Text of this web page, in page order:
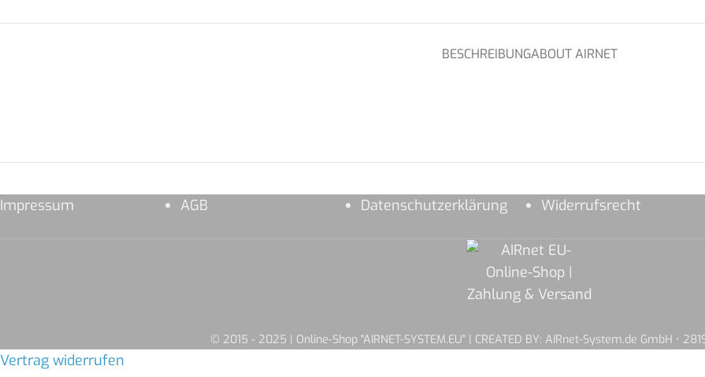
BESCHREIBUNGABOUT AIRNET
Impressum AGB Datenschutzerklärung Widerrufsrecht
© 2015 - 2025 | Online-Shop "AIRNET-SYSTEM.EU" | CREATED BY: AIRnet-System.de GmbH •
Vertrag widerrufen